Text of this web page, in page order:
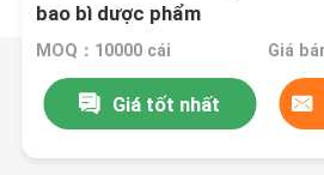
bao bì dược phẩm
MOQ：10000 cái
Giá tốt nhất